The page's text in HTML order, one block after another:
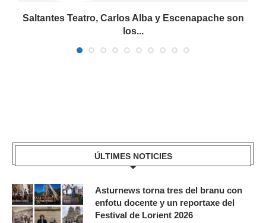
Saltantes Teatro, Carlos Alba y Escenapache son
los...
ÚLTIMES NOTICIES
Asturnews torna tres del branu con
enfotu docente y un reportaxe del
Festival de Lorient 2026